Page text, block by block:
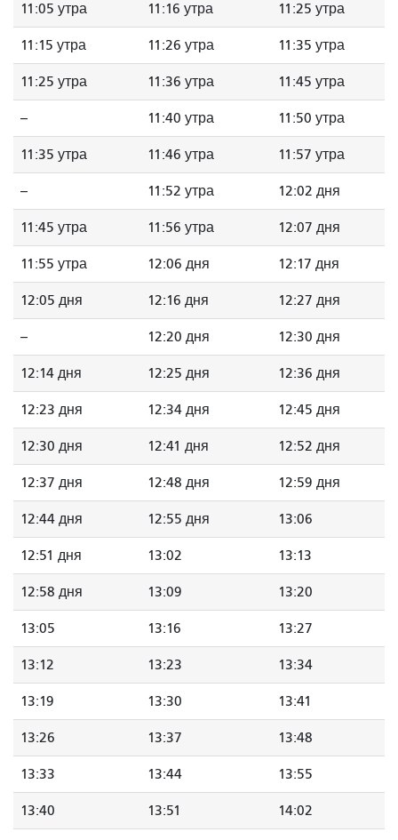
11:05 утра 11:16 утра 11:25 утра
11:15 утра 11:26 утра 11:35 утра
11:25 утра 11:36 утра 11:45 утра
-- 11:40 утра 11:50 утра
11:35 утра 11:46 утра 11:57 утра
-- 11:52 утра 12:02 дня
11:45 утра 11:56 утра 12:07 дня
11:55 утра 12:06 дня 12:17 дня
12:05 дня 12:16 дня 12:27 дня
-- 12:20 дня 12:30 дня
12:14 дня 12:25 дня 12:36 дня
12:23 дня 12:34 дня 12:45 дня
12:30 дня 12:41 дня 12:52 дня
12:37 дня 12:48 дня 12:59 дня
12:44 дня 12:55 дня 13:06
12:51 дня 13:02 13:13
12:58 дня 13:09 13:20
13:05 13:16 13:27
13:12 13:23 13:34
13:19 13:30 13:41
13:26 13:37 13:48
13:33 13:44 13:55
13:40 13:51 14:02